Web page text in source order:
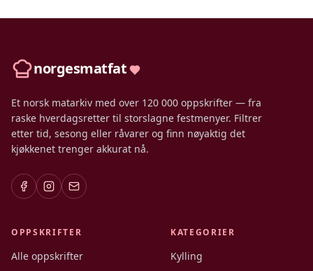
norgesmatfat
Et norsk matarkiv med over 120 000 oppskrifter — fra
raske hverdagsretter til storslagne festmenyer. Filtrer
etter tid, sesong eller råvarer og finn nøyaktig det
kjøkkenet trenger akkurat nå.
OPPSKRIFTER
Alle oppskrifter
KATEGORIER
Kylling